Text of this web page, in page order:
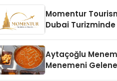
Momentur
Dubai Turizminde
Aytaçoğlu
Menemeni